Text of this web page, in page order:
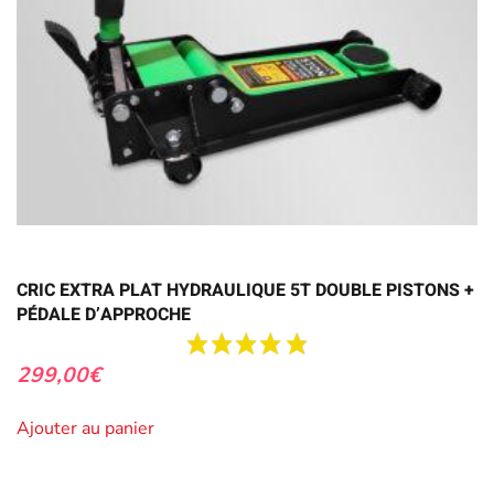
CRIC EXTRA PLAT HYDRAULIQUE 5T DOUBLE PISTONS +
PÉDALE D’APPROCHE
299,00€
Ajouter au panier